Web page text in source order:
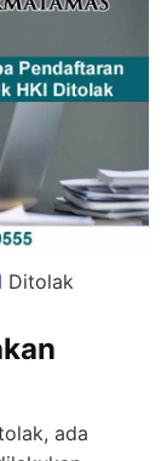
Ditolak
ada